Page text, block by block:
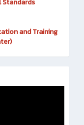
Center
and Training